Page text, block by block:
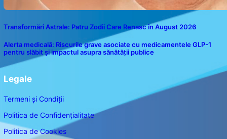
Transformări Astrale: Patru Zodii Care Renasc în August 2026
Alerta medicală: Riscurile grave asociate cu medicamentele GLP-1
pentru slăbit și impactul asupra sănătății publice
Legale
Termeni și Condiții
Politica de Confidențialitate
Politica de Cookies